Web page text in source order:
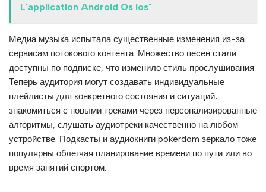
L'application Android Os Ios"
Медиа музыка испытала существенные изменения из-за
сервисам потокового контента. Множество песен стали
доступны по подписке, что изменило стиль прослушивания.
Теперь аудитория могут создавать индивидуальные
плейлисты для конкретного состояния и ситуаций,
знакомиться с новыми треками через персонализированные
алгоритмы, слушать аудиотреки качественно на любом
устройстве. Подкасты и аудиокниги pokerdom зеркало тоже
популярны облегчая планирование времени по пути или во
время занятий спортом.